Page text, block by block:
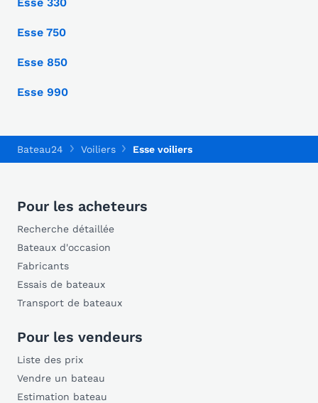
Esse 750
Esse 850
Esse 990
Bateau24 Voiliers Esse voiliers
Pour les acheteurs
Recherche détaillée
Bateaux d'occasion
Fabricants
Essais de bateaux
Transport de bateaux
Pour les vendeurs
Liste des prix
Vendre un bateau
Estimation bateau